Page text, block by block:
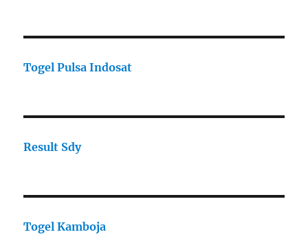
Togel Pulsa Indosat
Result Sdy
Togel Kamboja